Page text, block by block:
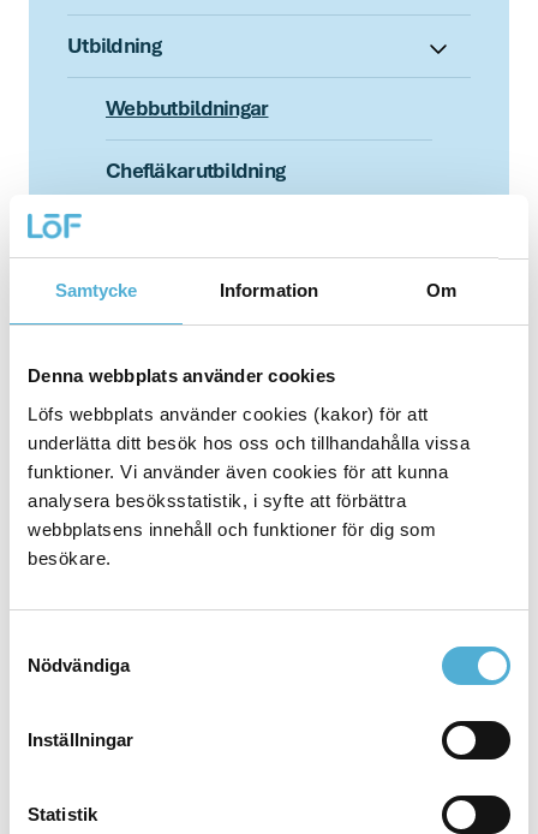
Samtycke Information Om
Denna webbplats använder cookies
Löfs webbplats använder cookies (kakor) för att
underlätta ditt besök hos oss och tillhandahålla vissa
funktioner. Vi använder även cookies för att kunna
analysera besöksstatistik, i syfte att förbättra
webbplatsens innehåll och funktioner för dig som
besökare.
Nödvändiga
Inställningar
Statistik
Utbildning
Webbutbildningar
Chefläkarutbildning
chefsjuksköterskor
Ledarskap för patientsäkerhet
Att skriva och hantera PM/riktlinjer
Film om patientsäkerhet och
medarbetarskap